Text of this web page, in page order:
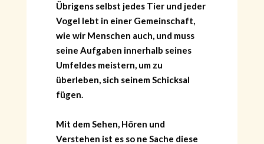
Übrigens selbst jedes Tier und jeder
Vogel lebt in einer Gemeinschaft,
wie wir Menschen auch, und muss
seine Aufgaben innerhalb seines
Umfeldes meistern, um zu
überleben, sich seinem Schicksal
fügen.
Mit dem Sehen, Hören und
Verstehen ist es so ne Sache diese